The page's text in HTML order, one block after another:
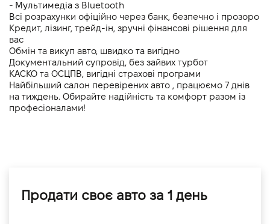
- Мультимедіа з Bluetooth
Всі розрахунки офіційно через банк, безпечно і прозоро
Кредит, лізинг, трейд-ін, зручні фінансові рішення для
вас
Обмін та викуп авто, швидко та вигідно
Документальний супровід, без зайвих турбот
КАСКО та ОСЦПВ, вигідні страхові програми
Найбільший салон перевірених авто , працюємо 7 днів
на тиждень. Обирайте надійність та комфорт разом із
професіоналами!
Продати своє авто за 1 день